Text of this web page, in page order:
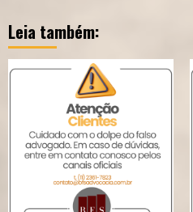
Leia também: